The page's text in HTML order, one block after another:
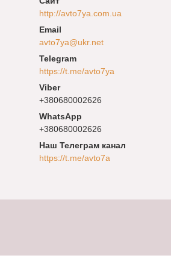
http://avto7ya.com.ua
avto7ya@ukr.net
https://t.me/avto7ya
+380680002626
+380680002626
Наш Телеграм канал
https://t.me/avto7a